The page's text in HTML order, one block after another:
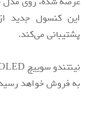
این کنسول جدید
پشتیبانی ‌می‌کند.
به فروش خواهد